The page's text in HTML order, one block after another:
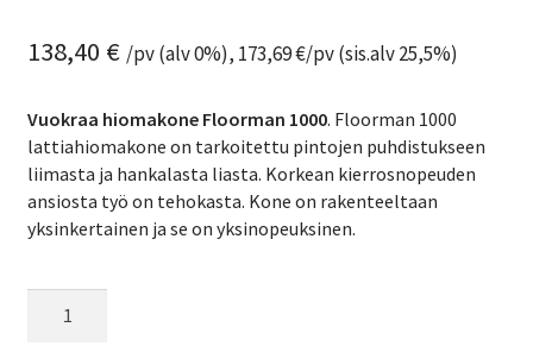
138,40 € /pv (alv 0%), 173,69€/pv (sis.alv 25,5%)
Vuokraa hiomakone Floorman 1000. Floorman 1000
lattiahiomakone on tarkoitettu pintojen puhdistukseen
liimasta ja hankalasta liasta. Korkean kierrosnopeuden
ansiosta työ on tehokasta. Kone on rakenteeltaan
yksinkertainen ja se on yksinopeuksinen.
Floorman